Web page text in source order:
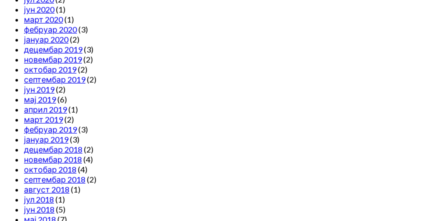
јун 2020(1)
март 2020(1)
фебруар 2020(3)
јануар 2020(2)
децембар 2019(3)
новембар 2019(2)
октобар 2019(2)
септембар 2019(2)
јун 2019(2)
мај 2019(6)
април 2019(1)
март 2019(2)
фебруар 2019(3)
јануар 2019(3)
децембар 2018 (2)
новембар 2018 (4)
октобар 2018 (4)
септембар 2018 (2)
август 2018 (1)
јул 2018 (1)
јун 2018 (5)